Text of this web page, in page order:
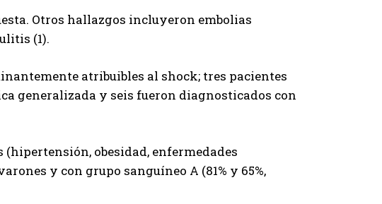
Otros hallazgos incluyeron embolias
(1).
atribuibles al shock; tres pacientes
generalizada y seis fueron diagnosticados con
obesidad, enfermedades
y con grupo sanguíneo A (81% y 65%,